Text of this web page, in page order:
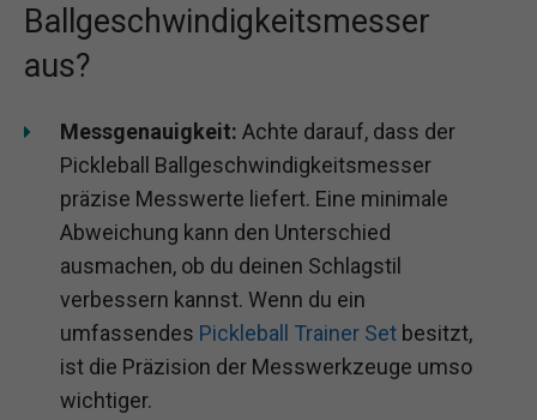
Ballgeschwindigkeitsmesser
aus?
Messgenauigkeit: Achte darauf, dass der
Pickleball Ballgeschwindigkeitsmesser
präzise Messwerte liefert. Eine minimale
Abweichung kann den Unterschied
ausmachen, ob du deinen Schlagstil
verbessern kannst. Wenn du ein
umfassendes Pickleball Trainer Set besitzt,
ist die Präzision der Messwerkzeuge umso
wichtiger.